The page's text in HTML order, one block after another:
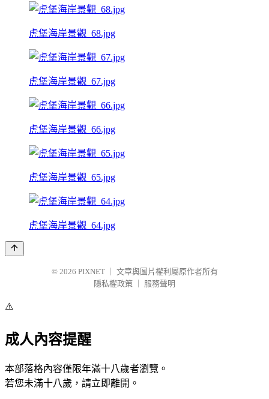
虎堡海岸景觀_68.jpg
虎堡海岸景觀_67.jpg
虎堡海岸景觀_66.jpg
虎堡海岸景觀_65.jpg
虎堡海岸景觀_64.jpg
© 2026 PIXNET
文章與圖片權利屬原作者所有
隱私權政策
服務聲明
⚠️
成人內容提醒
本部落格內容僅限年滿十八歲者瀏覽。
若您未滿十八歲，請立即離開。